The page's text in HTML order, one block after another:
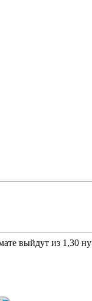
выйдут из 1,30